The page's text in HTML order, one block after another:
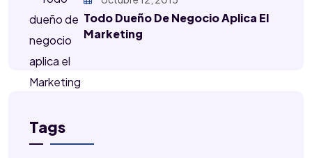
Todo Dueño De Negocio Aplica El
Marketing
Tags